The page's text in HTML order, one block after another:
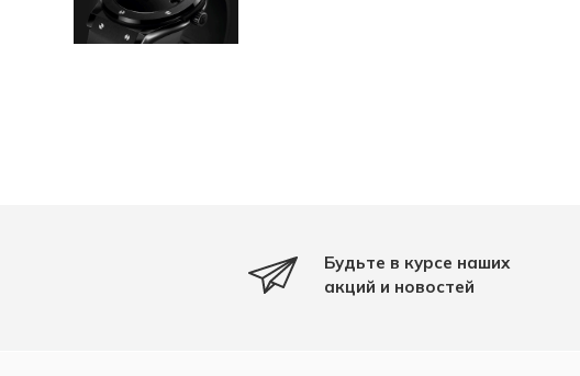
Будьте в курсе наших
акций и новостей